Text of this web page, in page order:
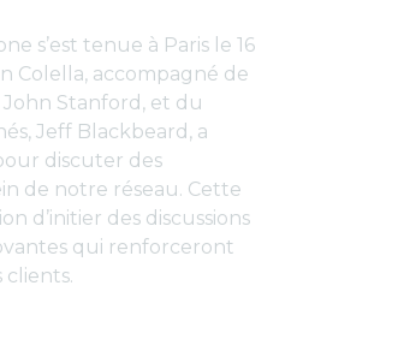
s’est tenue à Paris le 16
Colella, accompagné de
Stanford, et du
Jeff Blackbeard, a
discuter des
de notre réseau. Cette
d’initier des discussions
qui renforceront